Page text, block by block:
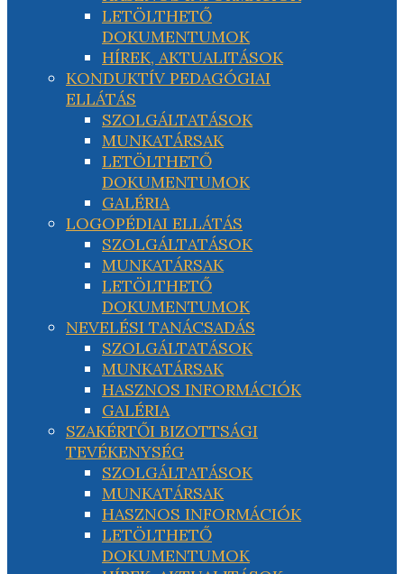
LETÖLTHETŐ
DOKUMENTUMOK
HÍREK, AKTUALITÁSOK
KONDUKTÍV PEDAGÓGIAI
ELLÁTÁS
SZOLGÁLTATÁSOK
MUNKATÁRSAK
LETÖLTHETŐ
DOKUMENTUMOK
GALÉRIA
LOGOPÉDIAI ELLÁTÁS
SZOLGÁLTATÁSOK
MUNKATÁRSAK
LETÖLTHETŐ
DOKUMENTUMOK
NEVELÉSI TANÁCSADÁS
SZOLGÁLTATÁSOK
MUNKATÁRSAK
HASZNOS INFORMÁCIÓK
GALÉRIA
SZAKÉRTŐI BIZOTTSÁGI
TEVÉKENYSÉG
SZOLGÁLTATÁSOK
MUNKATÁRSAK
HASZNOS INFORMÁCIÓK
LETÖLTHETŐ
DOKUMENTUMOK